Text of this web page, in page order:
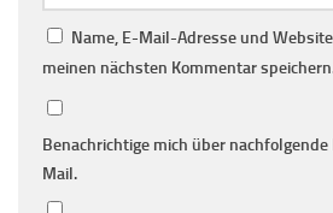
Name, E-Mail-Adresse und
meinen nächsten Kommentar
Benachrichtige mich über
Mail.